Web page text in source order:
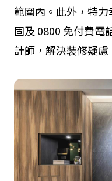
範圍內。此外，特
固及 0800 免付費電
計師，解決裝修疑